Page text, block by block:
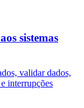
sistemas
validar dados,
interrupções